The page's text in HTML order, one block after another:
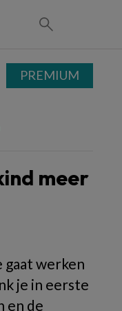
meer
gaat werken
je in eerste
en de
PREMIUM